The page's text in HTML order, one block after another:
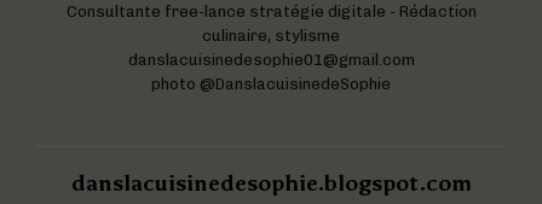
Consultante free-lance stratégie digitale - Rédaction
culinaire, stylisme
danslacuisinedesophie01@gmail.com
photo @DanslacuisinedeSophie
danslacuisinedesophie.blogspot.com